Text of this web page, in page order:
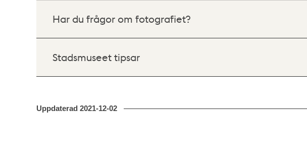
Har du frågor om fotografiet?
Stadsmuseet tipsar
Uppdaterad 2021-12-02